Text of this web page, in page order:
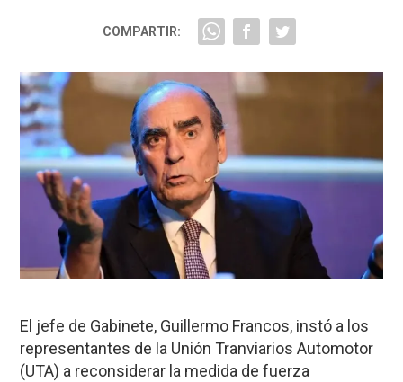
COMPARTIR:
El jefe de Gabinete, Guillermo Francos, instó a los
representantes de la Unión Tranviarios Automotor
(UTA) a reconsiderar la medida de fuerza